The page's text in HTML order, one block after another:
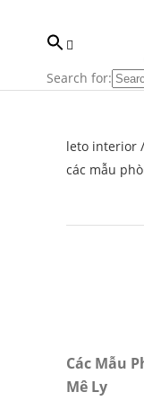
Search for:
leto interior /
các mẫu
Các Mẫu
Mê Ly